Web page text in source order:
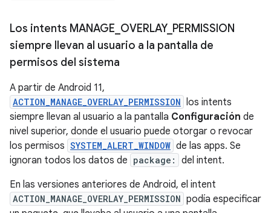
Los intents MANAGE OVERLAY_ PERMISSION
siempre llevan al usuario a la pantalla de
permisos del sistema
A partir de Android 11,
ACTION_MANAGE_OVERLAY_PERMISSION los intents
siempre llevan al usuario a la pantalla Configuración de
nivel superior, donde el usuario puede otorgar o revocar
los permisos SYSTEM_ALERT_WINDOW de las apps. Se
ignoran todos los datos de package:
del intent.
En las versiones anteriores de Android, el intent
ACTION_MANAGE_OVERLAY_PERMISSION podía especificar